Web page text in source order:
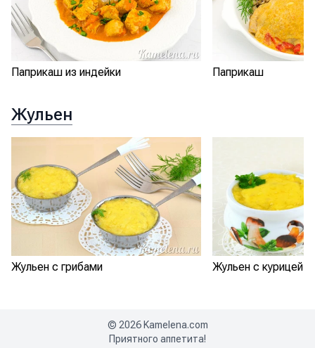
Паприкаш из индейки Паприкаш
Жульен
Жульен с грибами Жульен с курицей и
© 2026 Kamelena.com
Приятного аппетита!